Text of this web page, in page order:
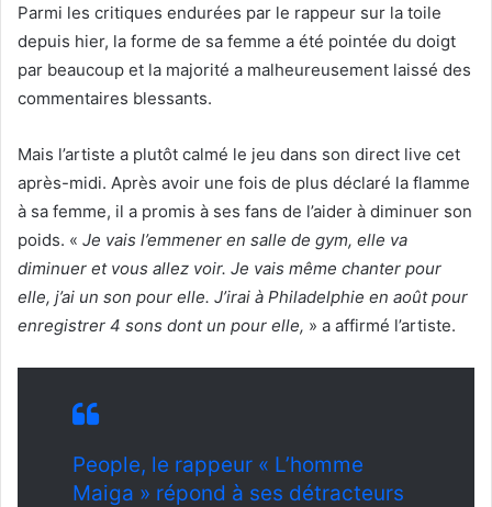
Parmi les critiques endurées par le rappeur sur la toile
depuis hier, la forme de sa femme a été pointée du doigt
par beaucoup et la majorité a malheureusement laissé des
commentaires blessants.
Mais l’artiste a plutôt calmé le jeu dans son direct live cet
après-midi. Après avoir une fois de plus déclaré la flamme
à sa femme, il a promis à ses fans de l’aider à diminuer son
poids. « Je vais l’emmener en salle de gym, elle va
diminuer et vous allez voir. Je vais même chanter pour
elle, j’ai un son pour elle. J’irai à Philadelphie en août pour
enregistrer 4 sons dont un pour elle, » a affirmé l’artiste.
People, le rappeur « L’homme
Maiga » répond à ses détracteurs